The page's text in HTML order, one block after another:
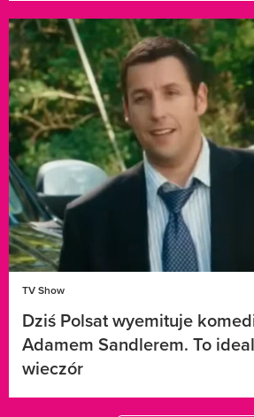
TV Show
Dziś Polsat wyemituje
Adamem Sandlerem. To
wieczór